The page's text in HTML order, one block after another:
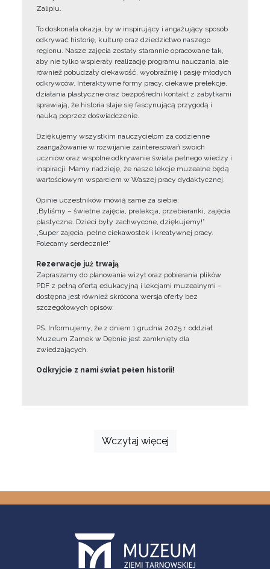
Zalipiu.
To doskonała okazja, by w inspirujący i angażujący sposób
odkrywać historię, kulturę oraz dziedzictwo naszego
regionu. Nasze zajęcia zostały starannie opracowane tak,
aby nie tylko wspierały realizację programu nauczania, ale
również pobudzały ciekawość, wyobraźnię i pasję młodych
odkrywców. Interaktywne formy pracy, ciekawe prelekcje,
działania plastyczne oraz bezpośredni kontakt z zabytkami
sprawiają, że historia staje się fascynującą przygodą i
nauką poprzez doświadczenie.
Dziękujemy wszystkim nauczycielom za codzienne
zaangażowanie w rozwijanie zainteresowań swoich
uczniów oraz wspólne odkrywanie świata pełnego wiedzy i
inspiracji. Mamy nadzieję, że nasze lekcje muzealne będą
wartościowym wsparciem w Waszej pracy dydaktycznej.
Opinie uczestników mówią same za siebie:
„Byliśmy – świetne zajęcia, prelekcja, przebieranki, zajęcia
plastyczne. Dzieci były zachwycone, dziękujemy!”
„Super zajęcia, pełne ciekawostek i kreatywnej pracy.
Polecamy serdecznie!”
Rezerwacje już trwają
Zapraszamy do planowania wizyt oraz pobierania plików
PDF z pełną ofertą edukacyjną i lekcjami muzealnymi –
dostępna jest również skrócona wersja oferty bez
szczegółowych opisów.
PS. Informujemy, że z dniem 1 grudnia 2025 r. oddział
Muzeum Zamek w Dębnie jest zamknięty dla
zwiedzających.
Odkryjcie z nami świat pełen historii!
Wczytaj więcej